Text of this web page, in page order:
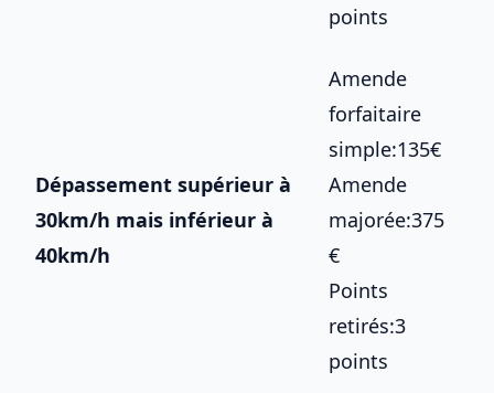
points
Dépassement supérieur à
30km/h mais inférieur à
40km/h
Amende
forfaitaire
simple:135€
Amende
majorée:375
€
Points
retirés:3
points